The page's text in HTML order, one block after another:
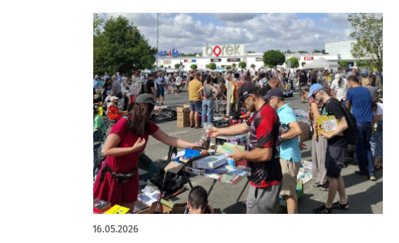
16.05.2026